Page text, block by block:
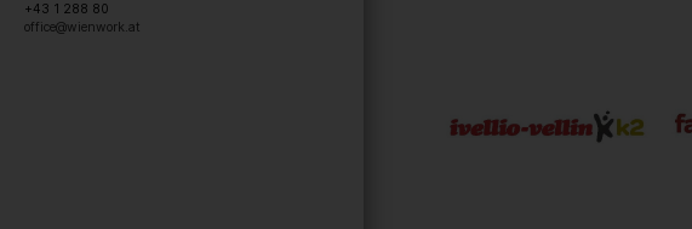
+43 1 288 80
office@wienwork.at